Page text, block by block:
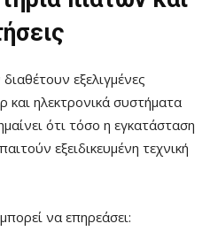
εξελιγμένες
και ηλεκτρονικά συστήματα
ότι τόσο η εγκατάσταση
εξειδικευμένη τεχνική
να επηρεάσει: